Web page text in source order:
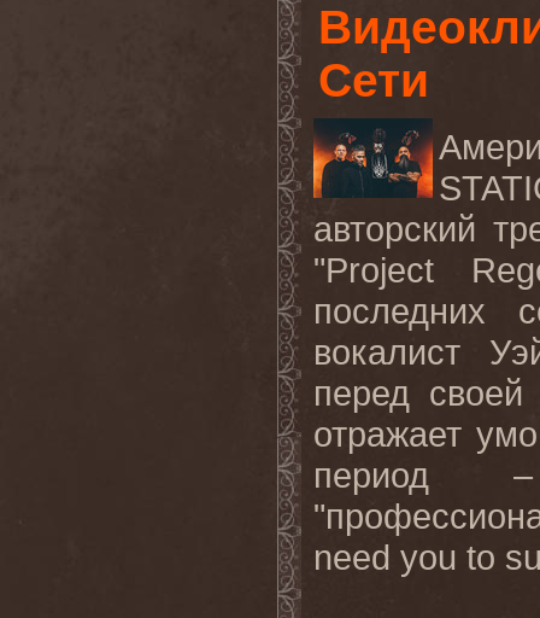
Сети
авторский
"Project
последних
вокалист
перед
отражает
период
need you to